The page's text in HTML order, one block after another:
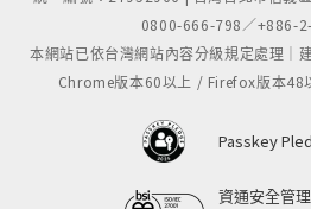
0800-666-798／+886-
本網站已依台灣網站內容分級規定處理｜
Chrome版本60以上 / Firefox版本
Passkey
資通安全管